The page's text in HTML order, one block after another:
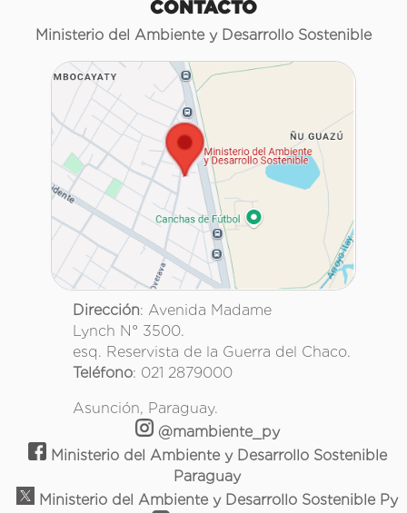
CONTACTO
Ministerio del Ambiente y Desarrollo Sostenible
Dirección: Avenida Madame
Lynch N° 3500.
esq. Reservista de la Guerra del Chaco.
Teléfono: 021 2879000
Asunción, Paraguay.
@mambiente_py
Ministerio del Ambiente y Desarrollo Sostenible
Paraguay
Ministerio del Ambiente y Desarrollo Sostenible Py